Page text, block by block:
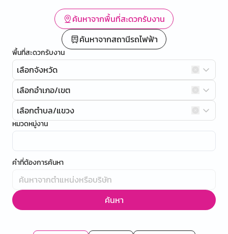
ค้นหาจากพื้นที่สะดวกรับงาน
ค้นหาจากสถานีรถไฟฟ้า
พื้นที่สะดวกรับงาน
เลือกจังหวัด
เลือกอำเภอ/เขต
เลือกตำบล/แขวง
หมวดหมู่งาน
คำที่ต้องการค้นหา
ค้นหา